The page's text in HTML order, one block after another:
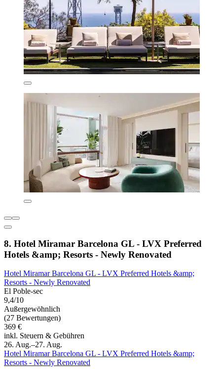
8. Hotel Miramar Barcelona GL - LVX Preferred
Hotels &amp; Resorts - Newly Renovated
Hotel Miramar Barcelona GL - LVX Preferred Hotels &amp;
Resorts - Newly Renovated
El Poble-sec
9,4/10
Außergewöhnlich
(27 Bewertungen)
369 €
inkl. Steuern & Gebühren
26. Aug.–27. Aug.
Hotel Miramar Barcelona GL - LVX Preferred Hotels &amp;
Resorts - Newly Renovated